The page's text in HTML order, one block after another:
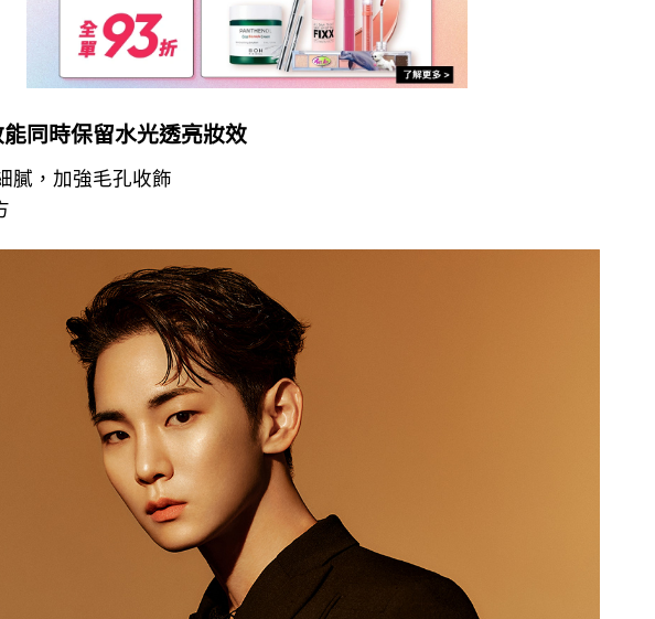
同時保留水光透亮妝效
膩，加強毛孔收飾